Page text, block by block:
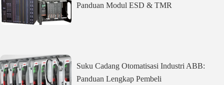
Panduan Modul ESD & TMR
Suku Cadang Otomatisasi Industri ABB:
Panduan Lengkap Pembeli